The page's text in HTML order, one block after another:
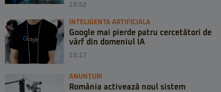
10:52
INTELIGENTA ARTIFICIALA
Google mai pierde patru cercetători de
vârf din domeniul IA
10:17
ANUNȚURI
România activează noul sistem